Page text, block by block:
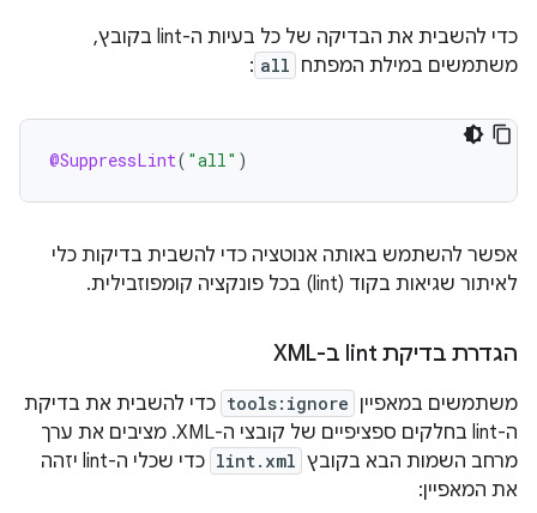
כדי להשבית את הבדיקה של כל בעיות ה-lint בקובץ,
משתמשים במילת המפתח all
:
@SuppressLint( "all" )
אפשר להשתמש באותה אנוטציה כדי להשבית בדיקות כלי
לאיתור שגיאות בקוד (lint) בכל פונקציה קומפוזבילית.
הגדרת בדיקת lint ב-XML
משתמשים במאפיין tools:ignore כדי להשבית את בדיקת
ה-lint בחלקים ספציפיים של קובצי ה-XML. מציבים את ערך
מרחב השמות הבא בקובץ lint.xml
כדי שכלי ה-lint יזהה
את המאפיין: